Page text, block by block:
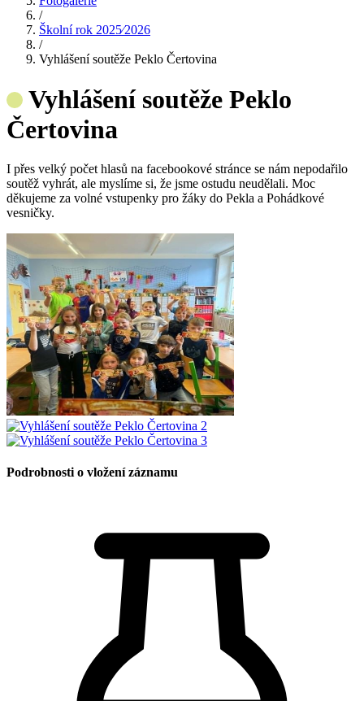
/
Školní rok 2025⁄2026
/
Vyhlášení soutěže Peklo Čertovina
Vyhlášení soutěže Peklo
Čertovina
I přes velký počet hlasů na facebookové stránce se nám nepodařilo
soutěž vyhrát, ale myslíme si, že jsme ostudu neudělali. Moc
děkujeme za volné vstupenky pro žáky do Pekla a Pohádkové
vesničky.
Podrobnosti o vložení záznamu